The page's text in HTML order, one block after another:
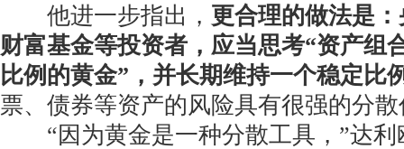
他进一步指出， 更合理的做法是
财富基金等投资者，应当思考“资产组
比例的黄金”，并长期维持一个稳定比
票、债券等资产的风险具有很强的分
“因为黄金是一种分散工具，”达利